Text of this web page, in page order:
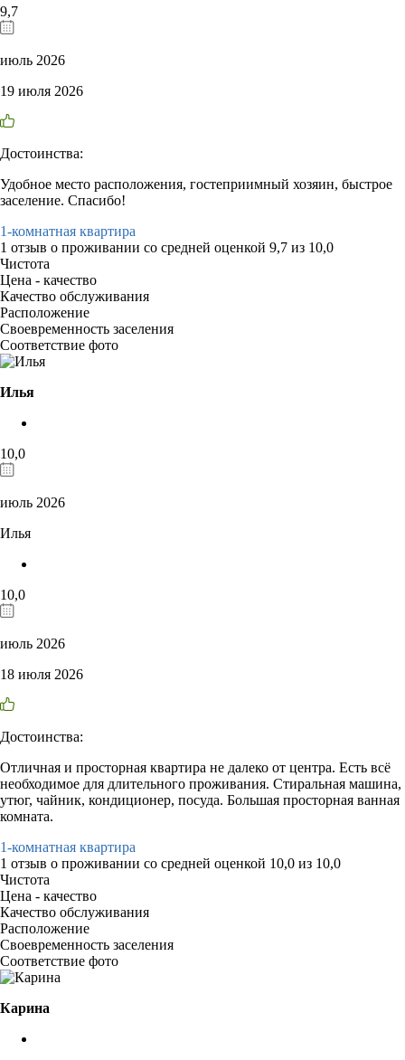
9,7
июль 2026
19 июля 2026
Достоинства:
Удобное место расположения, гостеприимный хозяин, быстрое
заселение. Спасибо!
1-комнатная квартира
1 отзыв о проживании со средней оценкой 9,7 из 10,0
Чистота
Цена - качество
Качество обслуживания
Расположение
Своевременность заселения
Соответствие фото
Илья
10,0
июль 2026
Илья
10,0
июль 2026
18 июля 2026
Достоинства:
Отличная и просторная квартира не далеко от центра. Есть всё
необходимое для длительного проживания. Стиральная машина,
утюг, чайник, кондиционер, посуда. Большая просторная ванная
комната.
1-комнатная квартира
1 отзыв о проживании со средней оценкой 10,0 из 10,0
Чистота
Цена - качество
Качество обслуживания
Расположение
Своевременность заселения
Соответствие фото
Карина